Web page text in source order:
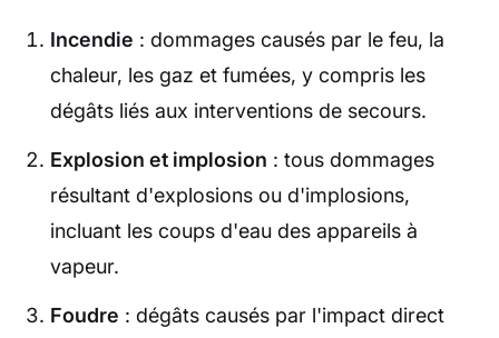
Incendie : dommages causés par le feu, la
chaleur, les gaz et fumées, y compris les
dégâts liés aux interventions de secours.
Explosion et implosion : tous dommages
résultant d'explosions ou d'implosions,
incluant les coups d'eau des appareils à
vapeur.
Foudre : dégâts causés par l'impact direct